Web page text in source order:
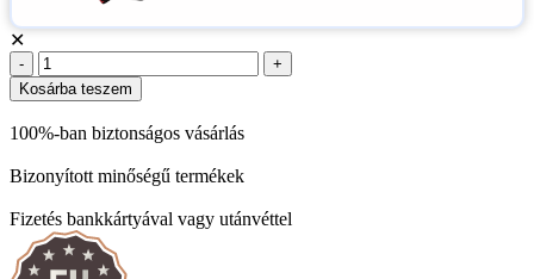
✕
Kosárba teszem
100%-ban biztonságos vásárlás
Bizonyított minőségű termékek
Fizetés bankkártyával vagy utánvéttel